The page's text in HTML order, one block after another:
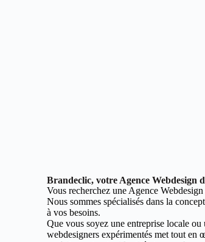
Brandeclic, votre Agence Webdesign
Vous recherchez une Agence
Nous sommes spécialisés dans la
à vos besoins.
Que vous soyez une entreprise locale
webdesigners expérimentés met tout en